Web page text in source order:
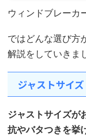
ウィンドブレーカ
ではどんな選び方
解説をしていきま
ジャストサイ
ジャストサイズが
抗やバタつきを挙